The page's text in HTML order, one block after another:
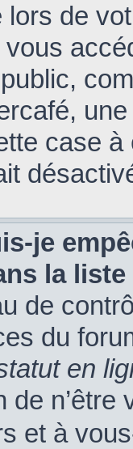
de
case à
je
la
de
du
en
de n’être
et à